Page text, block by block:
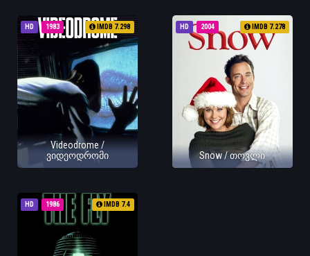
HD 1983 IMDB 7.298
Videodrome /
ვიდეოდრომი
HD 2004 IMDB 7.278
Snow / თოვლი
HD 1986 IMDB 7.4